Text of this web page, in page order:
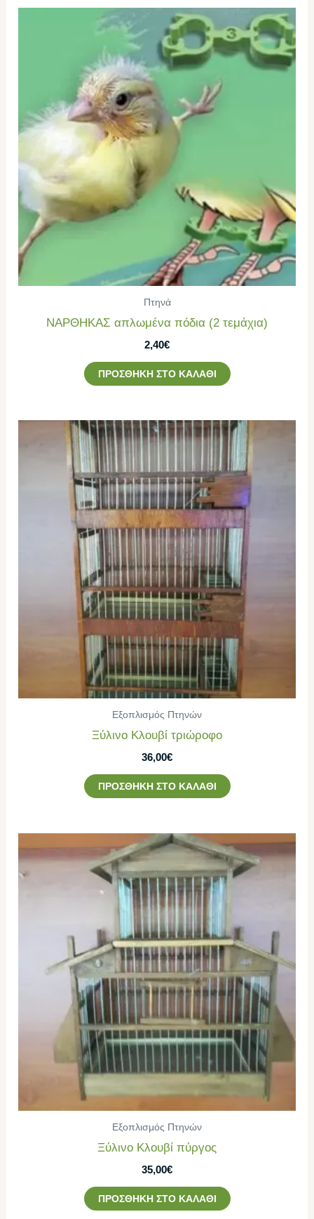
Πτηνά
ΝΑΡΘΗΚΑΣ απλωμένα πόδια (2 τεμάχια)
2,40€
ΠΡΟΣΘΉΚΗ ΣΤΟ ΚΑΛΆΘΙ
Εξοπλισμός Πτηνών
Ξύλινο Κλουβί τριώροφο
36,00€
ΠΡΟΣΘΉΚΗ ΣΤΟ ΚΑΛΆΘΙ
Εξοπλισμός Πτηνών
Ξύλινο Κλουβί πύργος
35,00€
ΠΡΟΣΘΉΚΗ ΣΤΟ ΚΑΛΆΘΙ